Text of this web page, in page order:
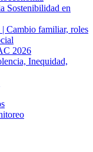
Sostenibilidad en
Cambio familiar, roles
2026
Inequidad,